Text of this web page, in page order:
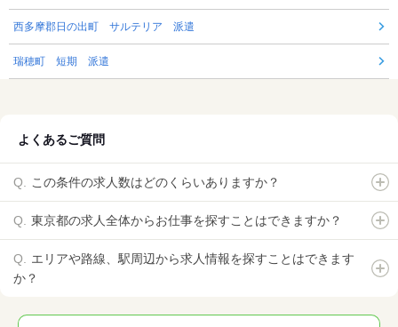
西多摩郡日の出町 サルテリア 派遣
瑞穂町 短期 派遣
よくあるご質問
この条件の求人数はどのくらいありますか？
東京都の求人全体からお仕事を探すことはできますか？
エリアや路線、駅周辺から求人情報を探すことはできます
か？